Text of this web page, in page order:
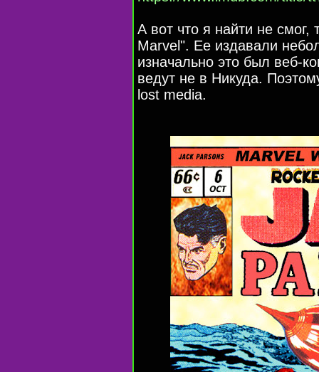
А вот что я найти не смог,
Marvel". Ее издавали
изначально это был веб-
ведут не в Никуда.
lost media.